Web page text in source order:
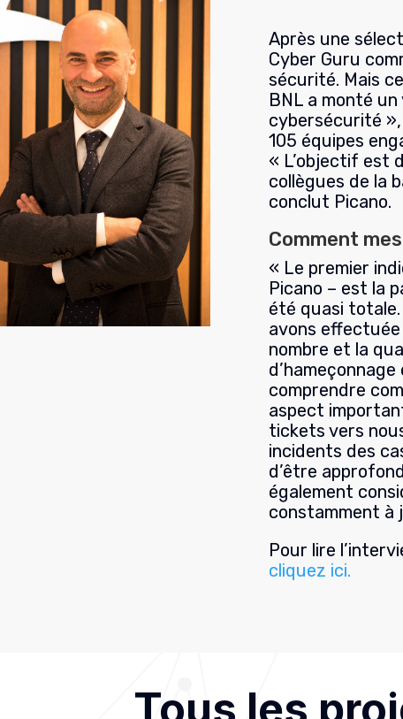
Après une
Cyber Guru
sécurité. Mais
BNL a monté
cybersécurité »,
105 équipes
« L’objectif est
collègues de la
conclut Picano.
Comment
« Le premier
Picano – est la
été quasi
avons
nombre et la
comprendre
aspect
tickets vers
incidents des
d’être
également
constamment à
Pour lire
cliquez ici.